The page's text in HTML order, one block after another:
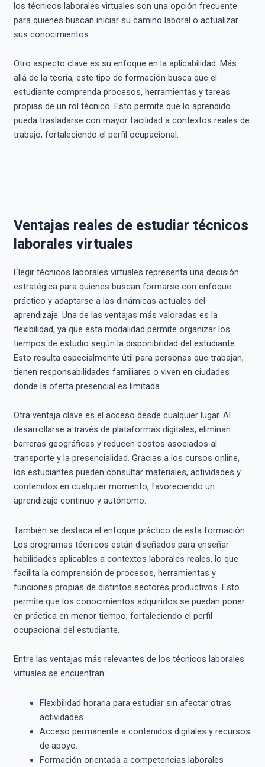
los técnicos laborales virtuales son una opción frecuente
para quienes buscan iniciar su camino laboral o actualizar
sus conocimientos.
Otro aspecto clave es su enfoque en la aplicabilidad. Más
allá de la teoría, este tipo de formación busca que el
estudiante comprenda procesos, herramientas y tareas
propias de un rol técnico. Esto permite que lo aprendido
pueda trasladarse con mayor facilidad a contextos reales de
trabajo, fortaleciendo el perfil ocupacional.
Ventajas reales de estudiar técnicos
laborales virtuales
Elegir técnicos laborales virtuales representa una decisión
estratégica para quienes buscan formarse con enfoque
práctico y adaptarse a las dinámicas actuales del
aprendizaje. Una de las ventajas más valoradas es la
flexibilidad, ya que esta modalidad permite organizar los
tiempos de estudio según la disponibilidad del estudiante.
Esto resulta especialmente útil para personas que trabajan,
tienen responsabilidades familiares o viven en ciudades
donde la oferta presencial es limitada.
Otra ventaja clave es el acceso desde cualquier lugar. Al
desarrollarse a través de plataformas digitales, eliminan
barreras geográficas y reducen costos asociados al
transporte y la presencialidad. Gracias a los cursos online,
los estudiantes pueden consultar materiales, actividades y
contenidos en cualquier momento, favoreciendo un
aprendizaje continuo y autónomo.
También se destaca el enfoque práctico de esta formación.
Los programas técnicos están diseñados para enseñar
habilidades aplicables a contextos laborales reales, lo que
facilita la comprensión de procesos, herramientas y
funciones propias de distintos sectores productivos. Esto
permite que los conocimientos adquiridos se puedan poner
en práctica en menor tiempo, fortaleciendo el perfil
ocupacional del estudiante.
Entre las ventajas más relevantes de los técnicos laborales
virtuales se encuentran:
Flexibilidad horaria para estudiar sin afectar otras
actividades.
Acceso permanente a contenidos digitales y recursos
de apoyo.
Formación orientada a competencias laborales